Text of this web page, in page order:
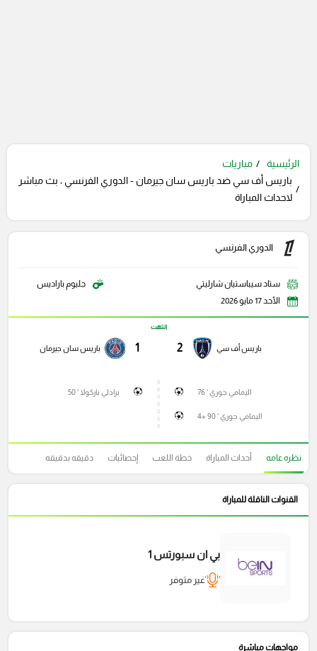
الرئيسية
مباريات
باريس أف سي ضد باريس سان جيرمان - الدوري الفرنسي ، بث مباشر
لاحداث المباراة
الدوري الفرنسي
ستاد سيباستيان شارليتي
جليوم باراديس
الأحد 17 مايو 2026
باريس أف سي 2
انتهت
1 باريس سان جيرمان
اليمامي جوري ' 76
اليمامي جوري ' 90 +4
برادلي باركولا ' 50
نظره عامه أحداث المباراة خطة اللعب إحصائيات دقيقه بدقيقه
القنوات الناقلة للمباراة
بي ان سبورتس 1
غير متوفر
مواجهات مباشرة